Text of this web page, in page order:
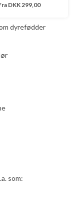
DKK 299,00
dyrefødder
som: